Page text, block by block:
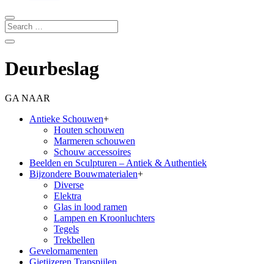
Deurbeslag
GA NAAR
Antieke Schouwen+
Houten schouwen
Marmeren schouwen
Schouw accessoires
Beelden en Sculpturen – Antiek & Authentiek
Bijzondere Bouwmaterialen+
Diverse
Elektra
Glas in lood ramen
Lampen en Kroonluchters
Tegels
Trekbellen
Gevelornamenten